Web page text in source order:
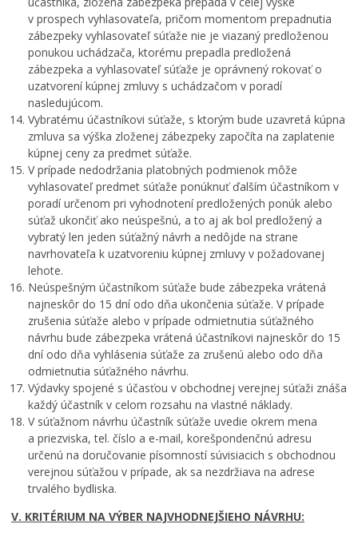
v prospech vyhlasovateľa, pričom momentom prepadnutia
zábezpeky vyhlasovateľ súťaže nie je viazaný predloženou
ponukou uchádzača, ktorému prepadla predložená
zábezpeka a vyhlasovateľ súťaže je oprávnený rokovať o
uzatvorení kúpnej zmluvy s uchádzačom v poradí
nasledujúcom.
Vybratému účastníkovi súťaže, s ktorým bude uzavretá kúpna
zmluva sa výška zloženej zábezpeky započíta na zaplatenie
kúpnej ceny za predmet súťaže.
V prípade nedodržania platobných podmienok môže
vyhlasovateľ predmet súťaže ponúknuť ďalším účastníkom v
poradí určenom pri vyhodnotení predložených ponúk alebo
súťaž ukončiť ako neúspešnú, a to aj ak bol predložený a
vybratý len jeden súťažný návrh a nedôjde na strane
navrhovateľa k uzatvoreniu kúpnej zmluvy v požadovanej
lehote.
Neúspešným účastníkom súťaže bude zábezpeka vrátená
najneskôr do 15 dní odo dňa ukončenia súťaže. V prípade
zrušenia súťaže alebo v prípade odmietnutia súťažného
návrhu bude zábezpeka vrátená účastníkovi najneskôr do 15
dní odo dňa vyhlásenia súťaže za zrušenú alebo odo dňa
odmietnutia súťažného návrhu.
Výdavky spojené s účasťou v obchodnej verejnej súťaži znáša
každý účastník v celom rozsahu na vlastné náklady.
V súťažnom návrhu účastník súťaže uvedie okrem mena
a priezviska, tel. číslo a e-mail, korešpondenčnú adresu
určenú na doručovanie písomností súvisiacich s obchodnou
verejnou súťažou v prípade, ak sa nezdržiava na adrese
trvalého bydliska.
V. KRITÉRIUM NA VÝBER NAJVHODNEJŠIEHO NÁVRHU: